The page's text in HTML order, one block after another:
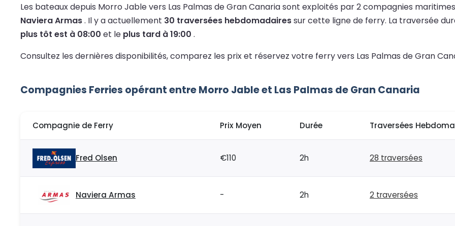
Les bateaux depuis Morro Jable vers Las Palmas de Gran Canaria sont exploités par 2 compagnies
Naviera Armas. Il y a actuellement 30 traversées hebdomadairessur cette ligne de ferry. La traversée
plus tôt est à 08:00 et le plus tard à 19:00 .
Consultez les dernières disponibilités, comparez les prix et réservez votre ferry vers Las Palmas de Gran
Compagnies Ferries opérant entre Morro Jable et Las Palmas de Gran Canaria
Compagnie de Ferry Prix Moyen Durée Traversées
Fred Olsen €110 2h 28 traversées
Naviera Armas - 2h 2 traversées